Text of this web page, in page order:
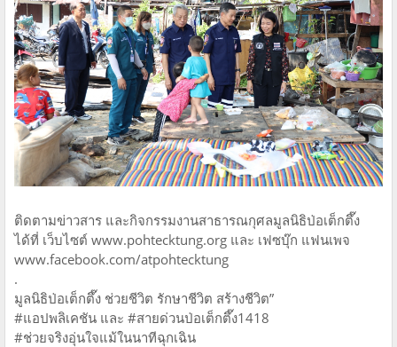
ติดตามข่าวสาร และกิจกรรมงานสาธารณกุศลมูลนิธิป่อเต็กตึ๊ง
ได้ที่ เว็บไซต์ www.pohtecktung.org และ เฟซบุ๊ก แฟนเพจ
www.facebook.com/atpohtecktung
.
มูลนิธิป่อเต็กตึ๊ง ช่วยชีวิต รักษาชีวิต สร้างชีวิต”
#แอปพลิเคชัน และ #สายด่วนป่อเต็กตึ๊ง1418
#ช่วยจริงอุ่นใจแม้ในนาทีฉุกเฉิน